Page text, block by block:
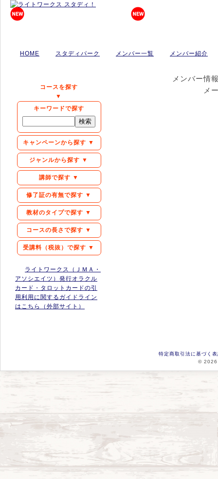
HOME スタディパーク メンバー一覧 メンバー紹介
コースを探す
▼
キーワードで探す
キャンペーンから探す ▼
ジャンルから探す ▼
講師で探す ▼
修了証の有無で探す ▼
教材のタイプで探す ▼
コースの長さで探す ▼
受講料（税抜）で探す ▼
ライトワークス（ＪＭＡ・
アソシエイツ）発行オラクル
カード・タロットカードの引
用利用に関するガイドライン
はこちら（外部サイト）
メンバー情
メ
特定商取引法に基づく
© 2026